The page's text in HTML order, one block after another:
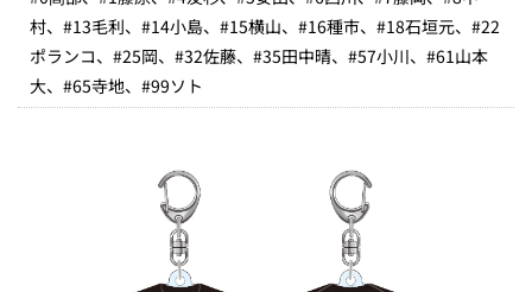
村、#13毛利、#14小島、#15横山、#16種市、#18石垣元、#22
ポランコ、#25岡、#32佐藤、#35田中晴、#57小川、#61山本
大、#65寺地、#99ソト